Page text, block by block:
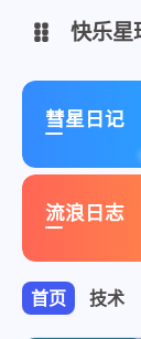
宇宙放映厅
黑洞图床
快乐星
彗星日记
流浪日志
首页 技术